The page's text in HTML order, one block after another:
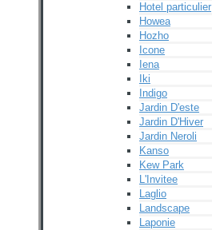
Hotel particulier
Howea
Hozho
Icone
Iena
Iki
Indigo
Jardin D'este
Jardin D'Hiver
Jardin Neroli
Kanso
Kew Park
L'Invitee
Laglio
Landscape
Laponie